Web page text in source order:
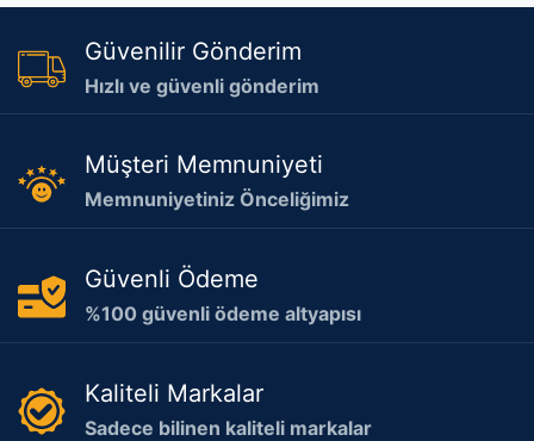
Güvenilir Gönderim
Hızlı ve güvenli gönderim
Müşteri Memnuniyeti
Memnuniyetiniz Önceliğimiz
Güvenli Ödeme
%100 güvenli ödeme altyapısı
Kaliteli Markalar
Sadece bilinen kaliteli markalar